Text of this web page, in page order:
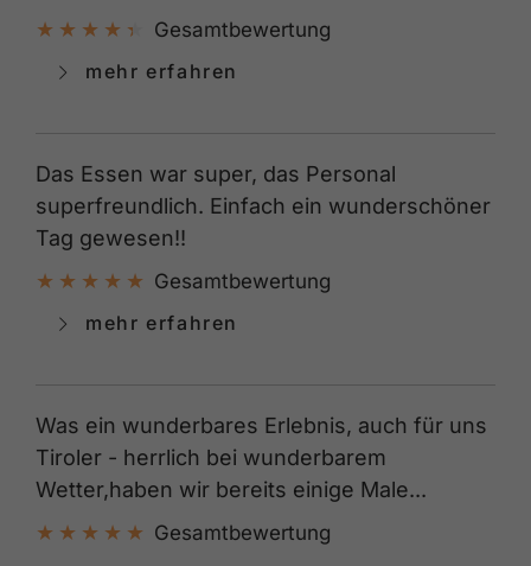
Gesamtbewertung
mehr erfahren
Das Essen war super, das Personal
superfreundlich. Einfach ein wunderschöner
Tag gewesen!!
Gesamtbewertung
mehr erfahren
Was ein wunderbares Erlebnis, auch für uns
Tiroler - herrlich bei wunderbarem
Wetter,haben wir bereits einige Male...
Gesamtbewertung